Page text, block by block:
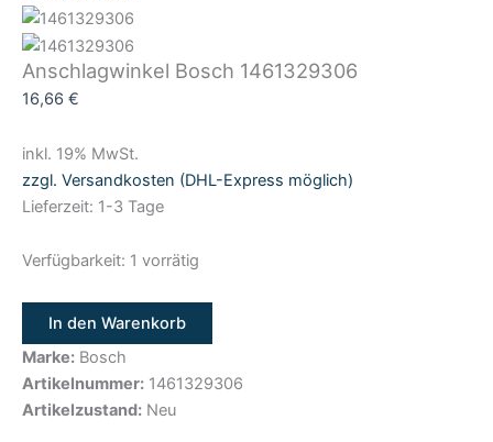
Anschlagwinkel Bosch 1461329306
16,66 €
inkl. 19% MwSt.
zzgl. Versandkosten (DHL-Express möglich)
Lieferzeit: 1-3 Tage
Verfügbarkeit: 1 vorrätig
In den Warenkorb
Marke: Bosch
Artikelnummer: 1461329306
Artikelzustand: Neu